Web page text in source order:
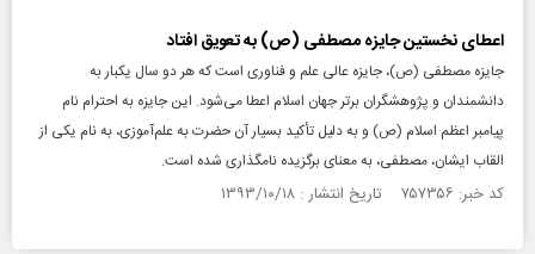
اعطای نخستین جایزه مصطفی (ص) به تعویق افتاد
جایزه مصطفی (ص)، جایزه عالی علم و فناوری است که هر دو سال یکبار به
دانشمندان و پژوهشگران برتر جهان اسلام اعطا می‌شود. این جایزه به احترام نام
پیامبر اعظم اسلام (ص) و به دلیل تأکید بسیار آن حضرت به علم‌آموزی، به نام یکی از
القاب ایشان، مصطفی، به معنای برگزیده نامگذاری شده است.
کد خبر: ۷۵۷۳۵۶ تاریخ انتشار : ۱۳۹۳/۱۰/۱۸